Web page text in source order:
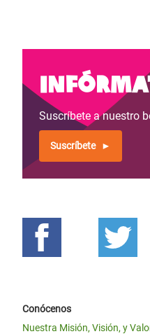
Suscríbete a nuestro
Suscríbete
Conócenos
Nuestra Misión, Visión, y